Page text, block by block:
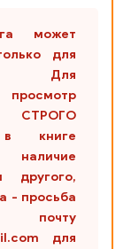
может
для
Для
просмотр
СТРОГО
книге
другого,
- просьба
почту
для